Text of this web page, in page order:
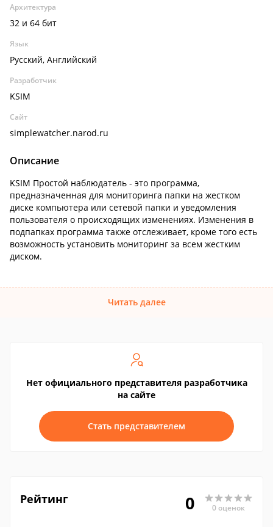
Архитектура
32 и 64 бит
Язык
Русский, Английский
Разработчик
KSIM
Сайт
simplewatcher.narod.ru
Описание
KSIM Простой наблюдатель - это программа,
предназначенная для мониторинга папки на жестком
диске компьютера или сетевой папки и уведомления
пользователя о происходящих изменениях. Изменения в
подпапках программа также отслеживает, кроме того есть
возможность установить мониторинг за всем жестким
диском.
Читать далее
Нет официального представителя разработчика
на сайте
Стать представителем
Рейтинг 0 0 оценок